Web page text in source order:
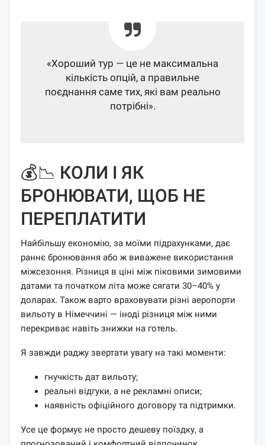
«Хороший тур — це не максимальна
кількість опцій, а правильне
поєднання саме тих, які вам реально
потрібні».
💰📉 КОЛИ І ЯК
БРОНЮВАТИ, ЩОБ НЕ
ПЕРЕПЛАТИТИ
Найбільшу економію, за моїми підрахунками, дає
раннє бронювання або ж виважене використання
міжсезоння. Різниця в ціні між піковими зимовими
датами та початком літа може сягати 30–40% у
доларах. Також варто враховувати різні аеропорти
вильоту в Німеччині — іноді різниця між ними
перекриває навіть знижки на готель.
Я завжди раджу звертати увагу на такі моменти:
гнучкість дат вильоту;
реальні відгуки, а не рекламні описи;
наявність офіційного договору та підтримки.
Усе це формує не просто дешеву поїздку, а